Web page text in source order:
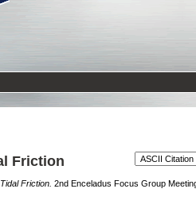
Friction
Friction. 2nd Enceladus Focus Group